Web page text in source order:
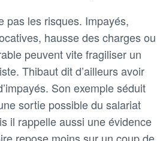
pas les risques. Impayés,
hausse des charges ou
peuvent vite fragiliser un
Thibaut dit d’ailleurs avoir
Son exemple séduit
sortie possible du salariat
il rappelle aussi une évidence